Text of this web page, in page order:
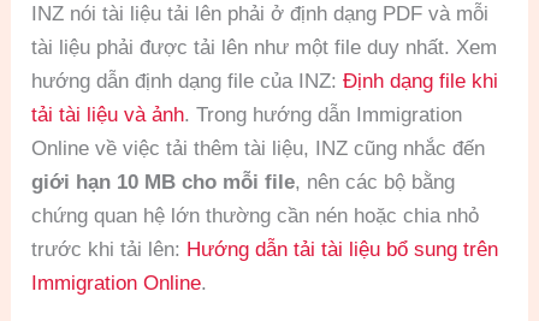
INZ nói tài liệu tải lên phải ở định dạng PDF và mỗi
tài liệu phải được tải lên như một file duy nhất. Xem
hướng dẫn định dạng file của INZ:Định dạng file khi
tải tài liệu và ảnh. Trong hướng dẫn Immigration
Online về việc tải thêm tài liệu, INZ cũng nhắc đến
giới hạn 10 MB cho mỗi file, nên các bộ bằng
chứng quan hệ lớn thường cần nén hoặc chia nhỏ
trước khi tải lên: Hướng dẫn tải tài liệu bổ sung trên
Immigration Online.